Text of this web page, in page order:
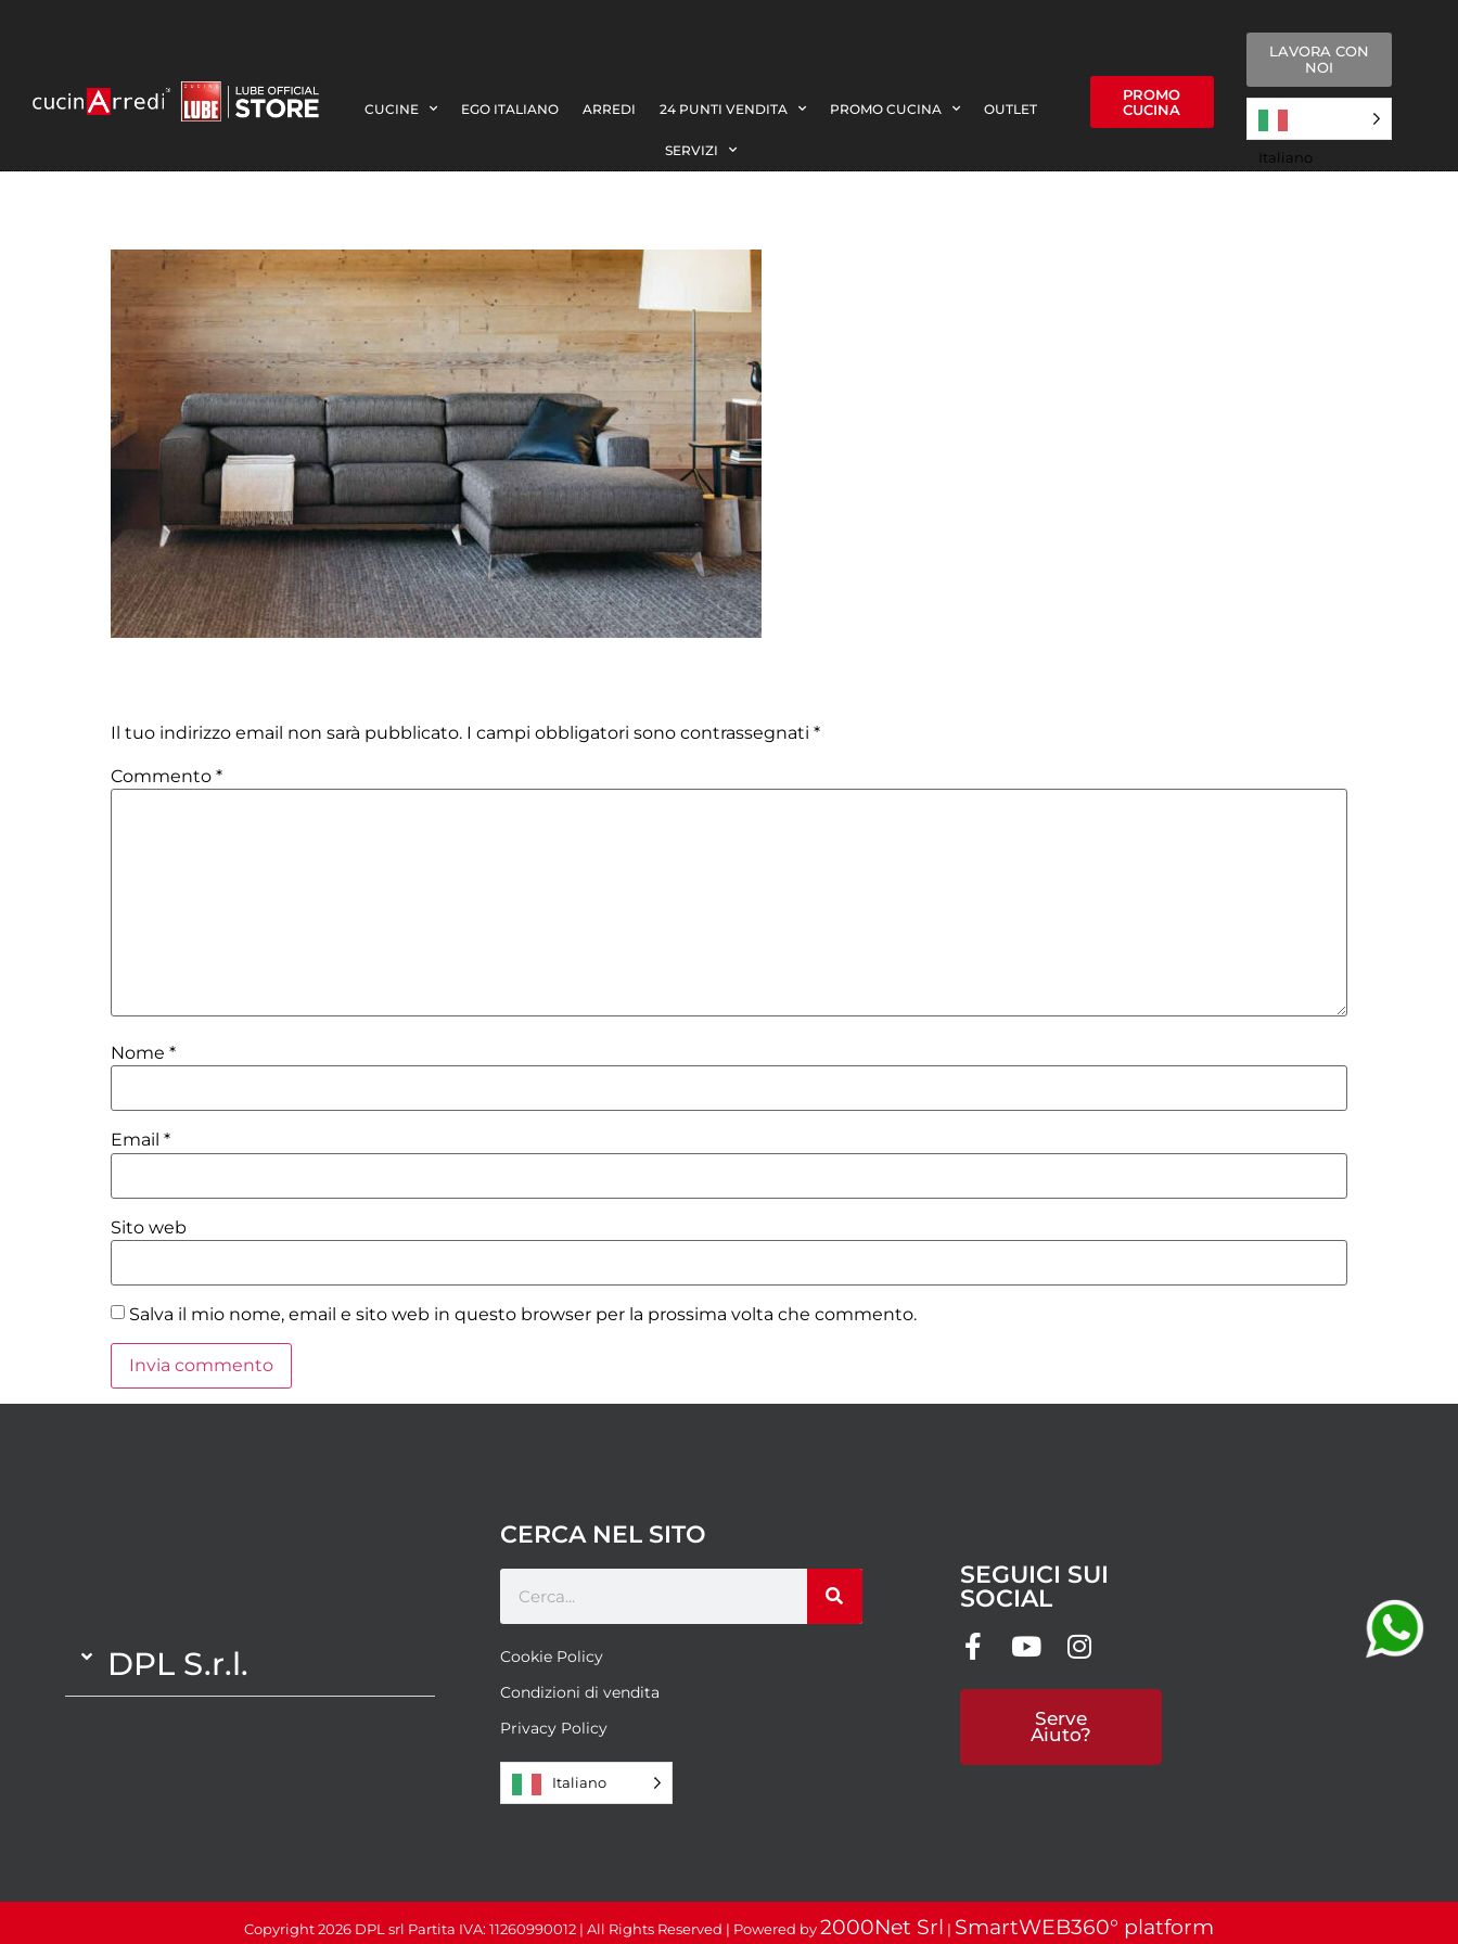
CUCINE EGO ITALIANO ARREDI 24 PUNTI VENDITA PROMO CUCINA OUTLET
SERVIZI
PROMO
CUCINA
LAVORA CON
NOI
Italiano
Il tuo indirizzo email non sarà pubblicato. I campi obbligatori sono contrassegnati *
Commento *
Nome *
Email *
Sito web
Salva il mio nome, email e sito web in questo browser per la prossima volta che commento.
DPL S.r.l.
CERCA NEL SITO
Cookie Policy
Condizioni di vendita
Privacy Policy
Italiano
SEGUICI SUI
SOCIAL
Serve
Aiuto?
Copyright 2026 DPL srl Partita IVA: 11260990012 | All Rights Reserved | Powered by2000Net Srl | SmartWEB360° platform